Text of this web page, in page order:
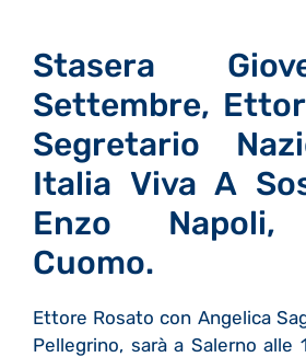
Stasera
Settembre,
Segretario
Italia Viva A
Enzo Napoli,
Cuomo.
Ettore Rosato con Angelica
Pellegrino, sarà a Salerno alle